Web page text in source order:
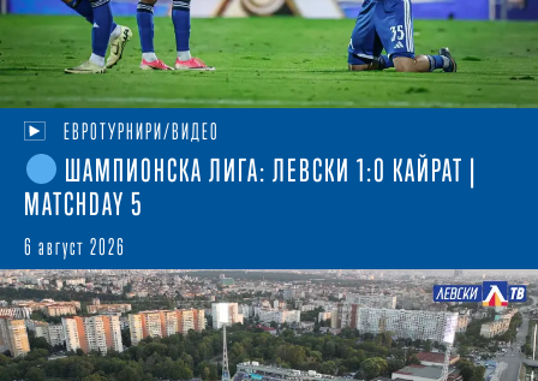
ЕВРОТУРНИРИ/ВИДЕО
ШАМПИОНСКА ЛИГА: ЛЕВСКИ 1:0 КАЙРАТ |
MATCHDAY 5
6 август 2026